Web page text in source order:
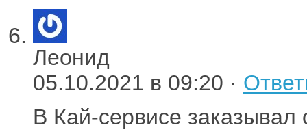
Леонид
05.10.2021 в 09:20 ·
В Кай-сервисе заказывал